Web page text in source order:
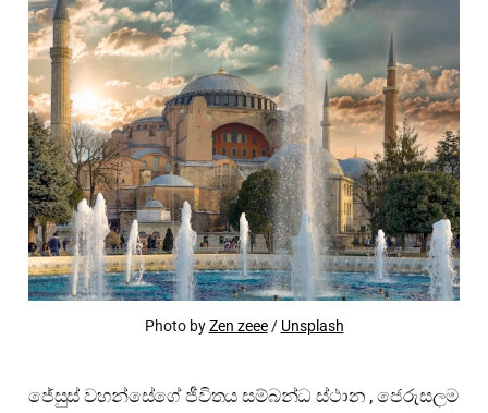
Photo byZen zeee/ Unsplash
ජේසුස් වහන්සේගේ ජීවිතය සම්බන්ධ ස්ථාන , ජෙරුසලම